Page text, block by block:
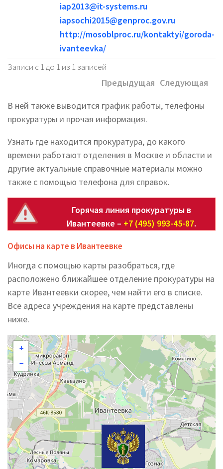
iap2013@it-systems.ru
iapsochi2015@genproc.gov.ru
http://mosoblproc.ru/kontaktyi/goroda-
ivanteevka/
Записи с 1 до 1 из 1 записей
Предыдущая Следующая
В ней также выводится график работы, телефоны
прокуратуры и прочая информация.
Узнать где находится прокуратура, до какого
времени работают отделения в Москве и области и
другие актуальные справочные материалы можно
также с помощью телефона для справок.
Горячая линия прокуратуры в
Ивантеевке – +7 (495) 993-45-87.
Офисы на карте в Ивантеевке
Иногда с помощью карты разобраться, где
расположено ближайшее отделение прокуратуры на
карте Ивантеевки скорее, чем найти его в списке.
Все адреса учреждения на карте представлены
ниже.
+
−